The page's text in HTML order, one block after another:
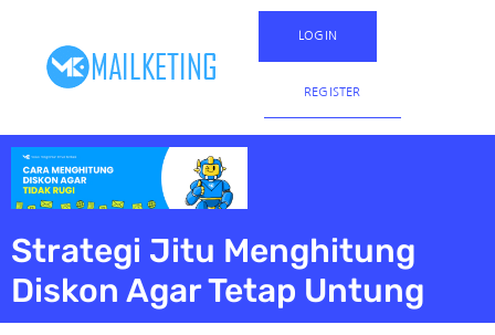
LOGIN
REGISTER
Strategi Jitu Menghitung
Diskon Agar Tetap Untung